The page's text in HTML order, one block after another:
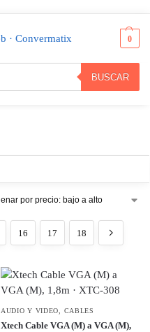
BUSCAR
0
16 17 18
AUDIO Y VIDEO CABLES
Xtech Cable VGA (M) a VGA (M),